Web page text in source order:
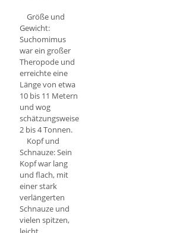
Größe und
Gewicht:
Suchomimus
war ein großer
Theropode und
erreichte eine
Länge von etwa
10 bis 11 Metern
und wog
schätzungsweise
2 bis 4 Tonnen.
Kopf und
Schnauze: Sein
Kopf war lang
und flach, mit
einer stark
verlängerten
Schnauze und
vielen spitzen,